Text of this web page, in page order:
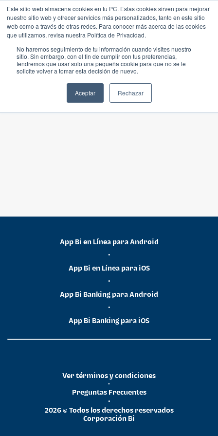
Este sitio web almacena cookies en tu PC. Estas cookies sirven para mejorar
nuestro sitio web y ofrecer servicios más personalizados, tanto en este sitio
web como a través de otras redes. Para conocer más acerca de las cookies
que utilizamos, revisa nuestra Política de Privacidad.
No haremos seguimiento de tu información cuando visites nuestro
sitio. Sin embargo, con el fin de cumplir con tus preferencias,
tendremos que usar solo una pequeña cookie para que no se te
solicite volver a tomar esta decisión de nuevo.
Aceptar Rechazar
App Bi en Línea para Android
•
App Bi en Línea para iOS
•
App Bi Banking para Android
•
App Bi Banking para iOS
2026 © Todos los derechos reservados
Corporación Bi
•
Preguntas Frecuentes
•
Ver términos y condiciones